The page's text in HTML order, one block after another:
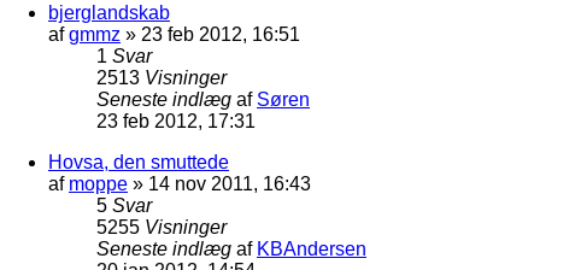
bjerglandskab
afgmmz » 23 feb 2012, 16:51
1 Svar
2513 Visninger
Seneste indlæg af Søren
23 feb 2012, 17:31
Hovsa, den smuttede
af moppe » 14 nov 2011, 16:43
5 Svar
5255 Visninger
Seneste indlæg af KBAndersen